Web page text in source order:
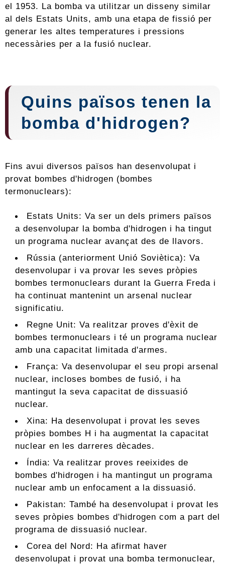
el 1953. La bomba va utilitzar un disseny similar
al dels Estats Units, amb una etapa de fissió per
generar les altes temperatures i pressions
necessàries per a la fusió nuclear.
Quins països tenen la
bomba d'hidrogen?
Fins avui diversos països han desenvolupat i
provat bombes d'hidrogen (bombes
termonuclears):
Estats Units: Va ser un dels primers països
a desenvolupar la bomba d'hidrogen i ha tingut
un programa nuclear avançat des de llavors.
Rússia (anteriorment Unió Soviètica): Va
desenvolupar i va provar les seves pròpies
bombes termonuclears durant la Guerra Freda i
ha continuat mantenint un arsenal nuclear
significatiu.
Regne Unit: Va realitzar proves d'èxit de
bombes termonuclears i té un programa nuclear
amb una capacitat limitada d'armes.
França: Va desenvolupar el seu propi arsenal
nuclear, incloses bombes de fusió, i ha
mantingut la seva capacitat de dissuasió
nuclear.
Xina: Ha desenvolupat i provat les seves
pròpies bombes H i ha augmentat la capacitat
nuclear en les darreres dècades.
Índia: Va realitzar proves reeixides de
bombes d'hidrogen i ha mantingut un programa
nuclear amb un enfocament a la dissuasió.
Pakistan: També ha desenvolupat i provat les
seves pròpies bombes d'hidrogen com a part del
programa de dissuasió nuclear.
Corea del Nord: Ha afirmat haver
desenvolupat i provat una bomba termonuclear,